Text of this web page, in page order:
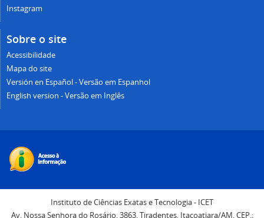
Instagram
Sobre o site
Acessibilidade
Mapa do site
Versión en Español - Versão em Espanhol
English version - Versão em Inglês
Instituto de Ciências Exatas e Tecnologia - ICET
Av. Nossa Senhora do Rosário, 3863, Tiradentes, Itacoatiara/AM. CEP.: